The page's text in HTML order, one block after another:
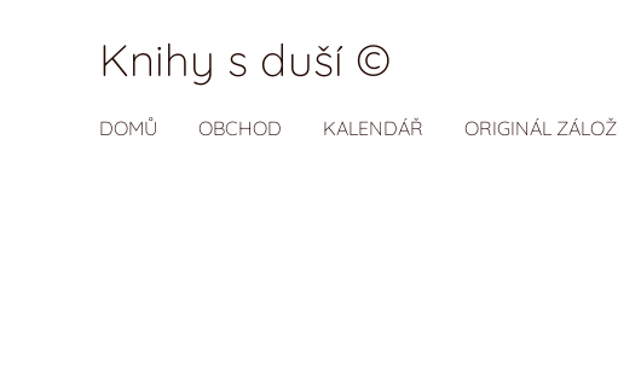
Knihy s duší ©
DOMŮ OBCHOD KALENDÁŘ ORIGINÁL